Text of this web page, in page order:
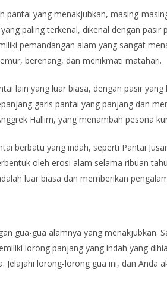
pantai yang menakjubkan, masing-
paling terkenal, dikenal dengan
pemandangan alam yang sangat
berenang, dan menikmati matahari.
lain yang luar biasa, dengan pasir
garis pantai yang panjang dan
Hallim, yang menambah pesona
berbatu yang indah, seperti Pantai
oleh erosi alam selama ribuan
luar biasa dan memberikan
gua-gua alamnya yang menakjubkan.
lorong panjang yang indah yang
Jelajahi lorong-lorong gua ini, dan Anda